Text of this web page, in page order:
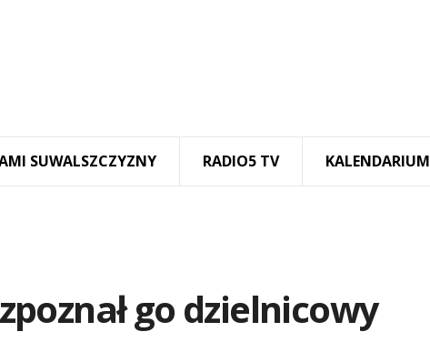
SUWALSZCZYZNY RADIO5 TV KALENDARIUM
go dzielnicowy